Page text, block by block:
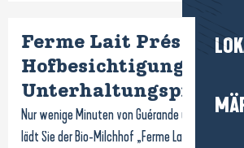
Ferme Lait Prés Verts
Hofbesichtigung und
Nur wenige Minuten von Guérande und La
lädt Sie der Bio-Milchhof „Ferme Lait Prés Verts“